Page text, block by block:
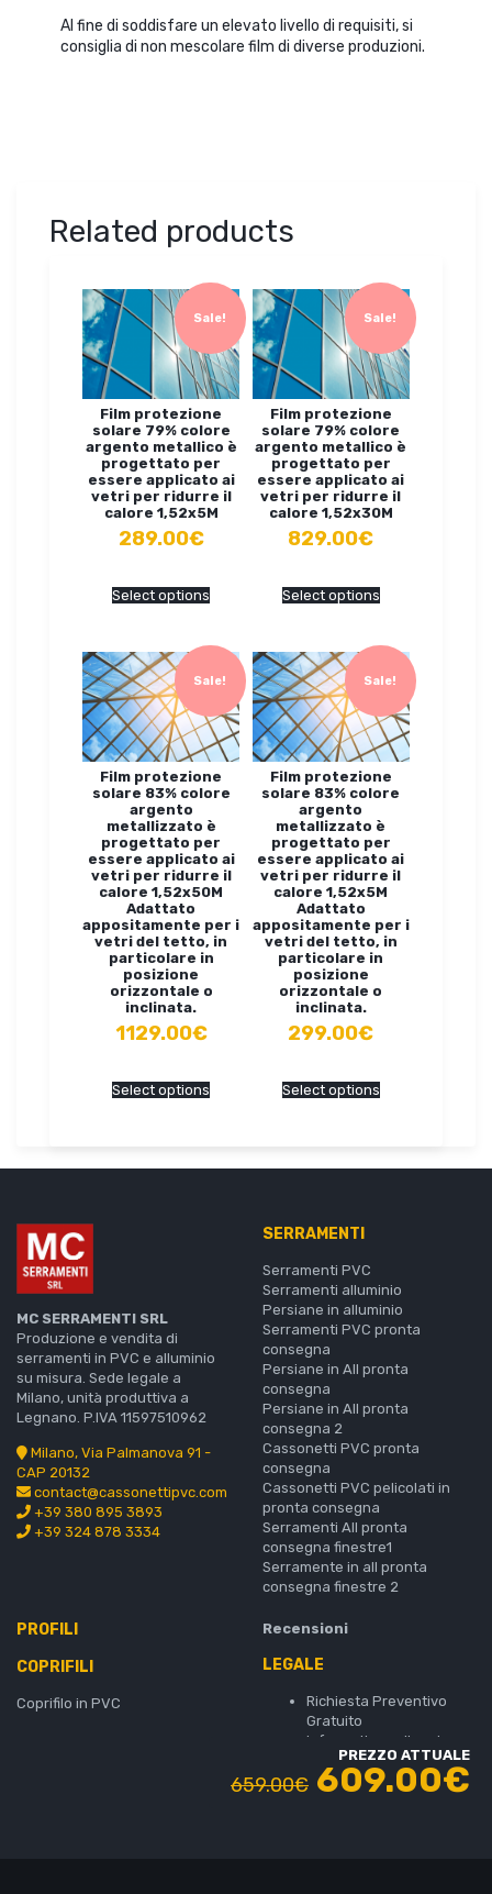
Al fine di soddisfare un elevato livello di requisiti, si
consiglia di non mescolare film di diverse produzioni.
Related products
Sale!
Film protezione
solare 79% colore
argento metallico è
progettato per
essere applicato ai
vetri per ridurre il
calore 1,52x5M
289.00€
Select options
Sale!
Film protezione
solare 79% colore
argento metallico è
progettato per
essere applicato ai
vetri per ridurre il
calore 1,52x30M
829.00€
Select options
Sale!
Film protezione
solare 83% colore
argento
metallizzato è
progettato per
essere applicato ai
vetri per ridurre il
calore 1,52x50M
Adattato
appositamente per i
vetri del tetto, in
particolare in
posizione
orizzontale o
inclinata.
1129.00€
Select options
Sale!
Film protezione
solare 83% colore
argento
metallizzato è
progettato per
essere applicato ai
vetri per ridurre il
calore 1,52x5M
Adattato
appositamente per i
vetri del tetto, in
particolare in
posizione
orizzontale o
inclinata.
299.00€
Select options
PREZZO ATTUALE
659.00€ 609.00€
MC SERRAMENTI SRL
Produzione e vendita di
serramenti in PVC e alluminio
su misura. Sede legale a
Milano, unità produttiva a
Legnano. P.IVA 11597510962
Milano, Via Palmanova 91 -
CAP 20132
contact@cassonettipvc.com
+39 380 895 3893
+39 324 878 3334
SERRAMENTI
Serramenti PVC
Serramenti alluminio
Persiane in alluminio
Serramenti PVC pronta
consegna
Persiane in All pronta
consegna
Persiane in All pronta
consegna 2
Cassonetti PVC pronta
consegna
Cassonetti PVC pelicolati in
pronta consegna
Serramenti All pronta
consegna finestre1
Serramente in all pronta
consegna finestre 2
PROFILI
COPRIFILI
Coprifilo in PVC
Recensioni
LEGALE
Richiesta Preventivo
Gratuito
Informativa sulla privacy
– MC Serramenti SRL
Cookie Policy (EU)